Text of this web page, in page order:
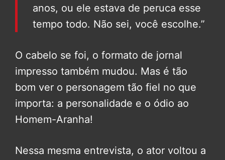
anos, ou ele estava de peruca esse
tempo todo. Não sei, você escolhe.”
O cabelo se foi, o formato de jornal
impresso também mudou. Mas é tão
bom ver o personagem tão fiel no que
importa: a personalidade e o ódio ao
Homem-Aranha!
Nessa mesma entrevista, o ator voltou a